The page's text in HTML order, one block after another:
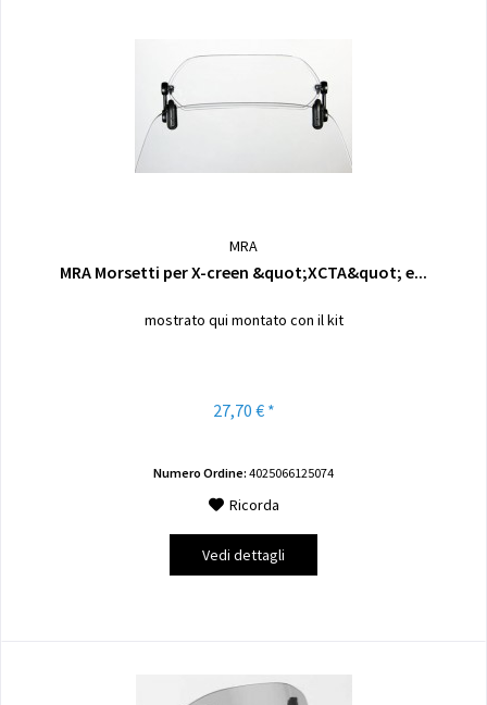
MRA
MRA Morsetti per X-creen &quot;XCTA&quot; e...
mostrato qui montato con il kit
27,70 € *
Numero Ordine:4025066125074
Ricorda
Vedi dettagli